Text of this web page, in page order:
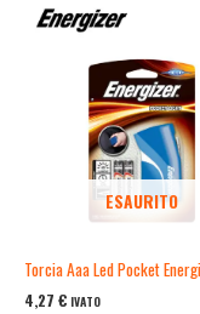
ESAURITO
Torcia Aaa Led Pocket
4,27 € IVATO